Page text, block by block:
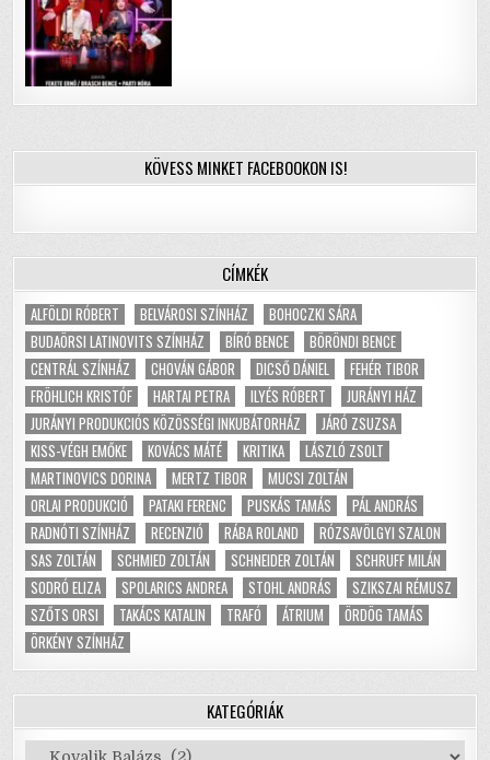
KÖVESS MINKET FACEBOOKON IS!
CÍMKÉK
ALFÖLDI RÓBERT BELVÁROSI SZÍNHÁZ
BOHOCZKI SÁRA
BUDAÖRSI LATINOVITS SZÍNHÁZ
BÍRÓ BENCE
BÖRÖNDI BENCE
CENTRÁL SZÍNHÁZ
CHOVÁN GÁBOR DICSŐ DÁNIEL
FEHÉR TIBOR
FRÖHLICH KRISTÓF
HARTAI PETRA ILYÉS RÓBERT
JURÁNYI HÁZ
JURÁNYI PRODUKCIÓS KÖZÖSSÉGI INKUBÁTORHÁZ
JÁRÓ ZSUZSA
KISS-VÉGH EMŐKE
KOVÁCS MÁTÉ KRITIKA
LÁSZLÓ ZSOLT
MARTINOVICS DORINA
MERTZ TIBOR
MUCSI ZOLTÁN
ORLAI PRODUKCIÓ
PATAKI FERENC PUSKÁS TAMÁS
PÁL ANDRÁS
RADNÓTI SZÍNHÁZ
RECENZIÓ RÁBA ROLAND
RÓZSAVÖLGYI SZALON
SAS ZOLTÁN
SCHMIED ZOLTÁN SCHNEIDER ZOLTÁN
SCHRUFF MILÁN
SODRÓ ELIZA
SPOLARICS ANDREA STOHL ANDRÁS
SZIKSZAI RÉMUSZ
SZŐTS ORSI
TAKÁCS KATALIN TRAFÓ ÁTRIUM
ÖRDÖG TAMÁS
ÖRKÉNY SZÍNHÁZ
KATEGÓRIÁK
Kategóriák